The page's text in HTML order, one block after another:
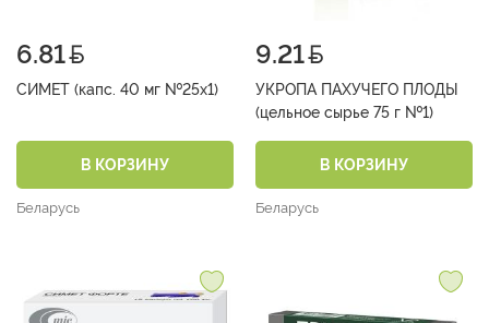
6.81
СИМЕТ (капс. 40 мг №25х1)
В КОРЗИНУ
Беларусь
9.21
УКРОПА ПАХУЧЕГО ПЛОДЫ
(цельное сырье 75 г №1)
В КОРЗИНУ
Беларусь